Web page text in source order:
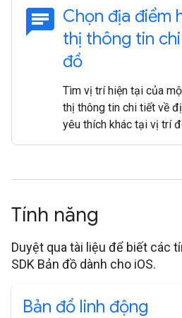
chat Chọn địa điểm
thị thông tin
đồ
Tìm vị trí hiện tại của
thị thông tin chi tiết về
yêu thích khác tại vị trí
Tính năng
Duyệt qua tài liệu để biết các
SDK Bản đồ dành cho iOS.
Bản đồ linh động